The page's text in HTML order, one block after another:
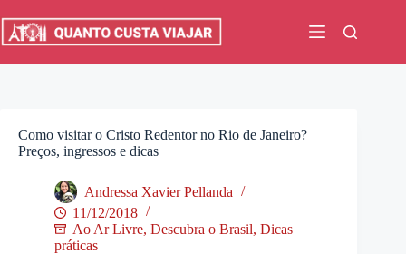
para
Como visitar o Cristo Redentor no Rio de Janeiro?
Preços, ingressos e dicas
Andressa Xavier Pellanda
11/12/2018
Ao Ar Livre, Descubra o Brasil, Dicas
práticas